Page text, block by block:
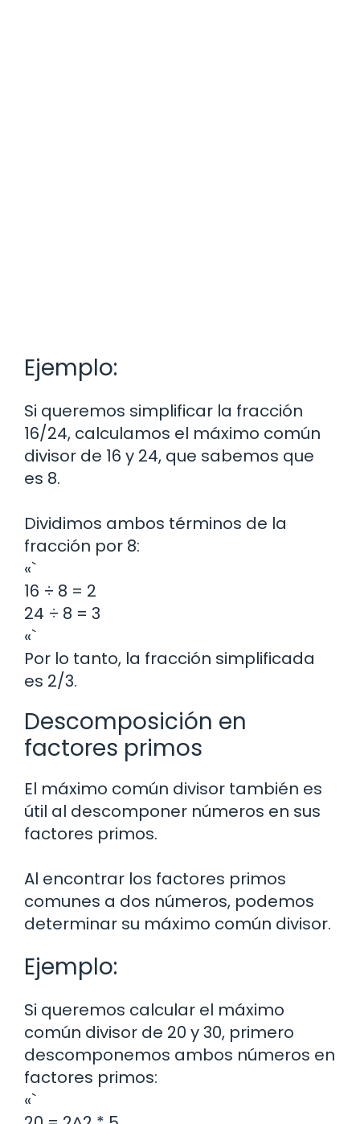
Ejemplo:
Si queremos simplificar la fracción
16/24, calculamos el máximo común
divisor de 16 y 24, que sabemos que
es 8.
Dividimos ambos términos de la
fracción por 8:
«`
16 ÷ 8 = 2
24 ÷ 8 = 3
«`
Por lo tanto, la fracción simplificada
es 2/3.
Descomposición en
factores primos
El máximo común divisor también es
útil al descomponer números en sus
factores primos.
Al encontrar los factores primos
comunes a dos números, podemos
determinar su máximo común divisor.
Ejemplo:
Si queremos calcular el máximo
común divisor de 20 y 30, primero
descomponemos ambos números en
factores primos:
«`